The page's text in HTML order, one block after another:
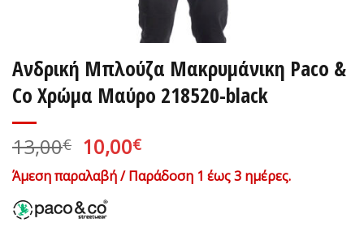
Ανδρική Μπλούζα Μακρυμάνικη Paco &
Co Χρώμα Μαύρο 218520-black
13,00€ Original
price
was:
13,00€.
10,00€Η
τρέχουσα
τιμή
Άμεση παραλαβή / Παράδοση 1 έως 3 ημέρες.